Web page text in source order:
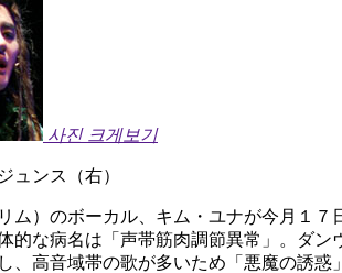
사진 크게보기
ュンス（右）
ム）のボーカル、キム・ユナが今月１
的な病名は「声帯筋肉調節異常」。ダ
、高音域帯の歌が多いため「悪魔の誘